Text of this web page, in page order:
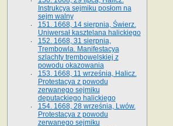
Instrukcya sejmiku posłom na
sejm walny
151. 1668, 14 sierpnia, Świerz.
Uniwersał kasztelana halickiego
152. 1668, 31 sierpnia,
Trembowla. Manifestacya
szlachty trembowelskiej z
powodu okazowania
153. 1668, 11 września, Halicz.
Protestacya z powodu
zerwanego sejmiku
deputackiego halickiego
154. 1668, 28 września, Lwów.
Protestacya z powodu
zerwanego sejmiku